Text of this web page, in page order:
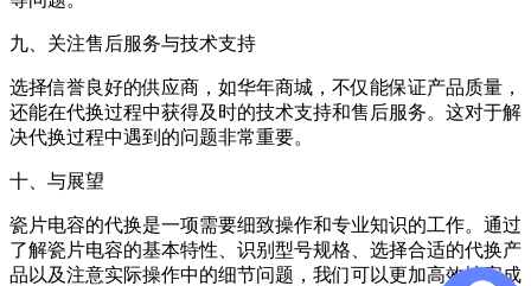
九、关注售后服务与技术支持
选择信誉良好的供应商，如华年商城，不仅能保证产品质量，
还能在代换过程中获得及时的技术支持和售后服务。这对于解
决代换过程中遇到的问题非常重要。
十、与展望
瓷片电容的代换是一项需要细致操作和专业知识的工作。通过
了解瓷片电容的基本特性、识别型号规格、选择合适的代换产
品以及注意实际操作中的细节问题，我们可以更加高效地完成